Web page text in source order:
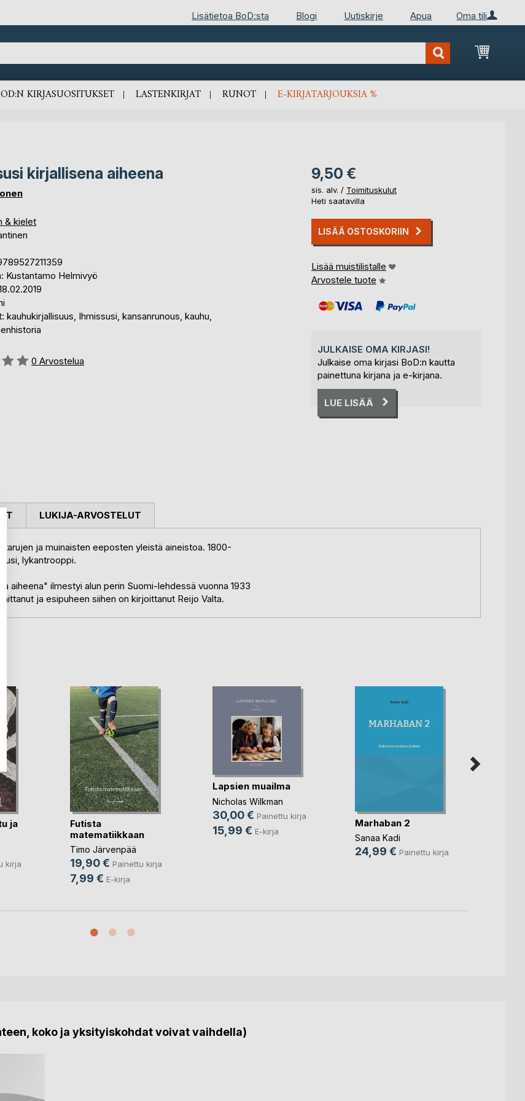
Oma tili
Lisätietoa BoD:sta Blogi Uutiskirje Apua
KIRJASUOSITUKSET LASTENKIRJAT RUNOT E-KIRJATARJOUKSIA %
kirjallisena aiheena
& kielet
Kustantamo Helmivyö
kauhukirjallisuus, Ihmissusi, kansanrunous, kauhu,
0 Arvostelua
9,50 €
sis. alv. / Toimituskulut
Heti saatavilla
LISÄÄ OSTOSKORIIN
Lisää muistilistalle
Arvostele tuote
JULKAISE OMA KIRJASI!
Julkaise oma kirjasi BoD:n kautta
painettuna kirjana ja e-kirjana.
LUE LISÄÄ
ja muinaisten eeposten yleistä aineistoa. 1800-
lykantrooppi.
aiheena" ilmestyi alun perin Suomi-lehdessä vuonna 1933
ja esipuheen siihen on kirjoittanut Reijo Valta.
LUKIJA-ARVOSTELUT
ja
kirja
Futista
matematiikkaan
Timo Järvenpää
19,90 € Painettu kirja
7,99 € E-kirja
Lapsien muailma
Nicholas Wilkman
30,00 € Painettu kirja
15,99 € E-kirja
Marhaban 2
Sanaa Kadi
24,99 € Painettu kirja
koko ja yksityiskohdat voivat vaihdella)